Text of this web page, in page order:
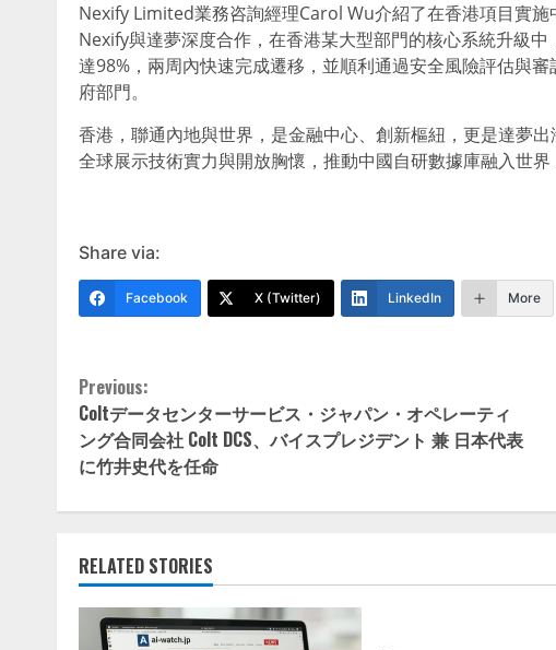
Nexify Limited業務咨詢經理Carol Wu介紹了在香港項目實施
Nexify與達夢深度合作，在香港某大型部門的核心系統升級
達98%，兩周內快速完成遷移，並順利通過安全風險評估與
府部門。
香港，聯通內地與世界，是金融中心、創新樞紐，更是達夢
全球展示技術實力與開放胸懷，推動中國自研數據庫融入世界
Share via:
Facebook X (Twitter) LinkedIn More
Continue
Reading
Previous:
Coltデータセンターサービス・ジャパン・オペレーティ
ング合同会社 Colt DCS、バイスプレジデント 兼 日本代表
に竹井史代を任命
RELATED STORIES